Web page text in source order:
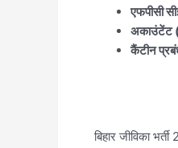
एफपीसी
अकाउंटेंट
कैंटीन
बिहार जीविका